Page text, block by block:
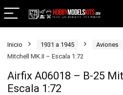
Inicio 1931 a 1945 Aviones
Mitchell MK.II – Escala 1:72
Airfix A06018 – B-25
Escala 1:72